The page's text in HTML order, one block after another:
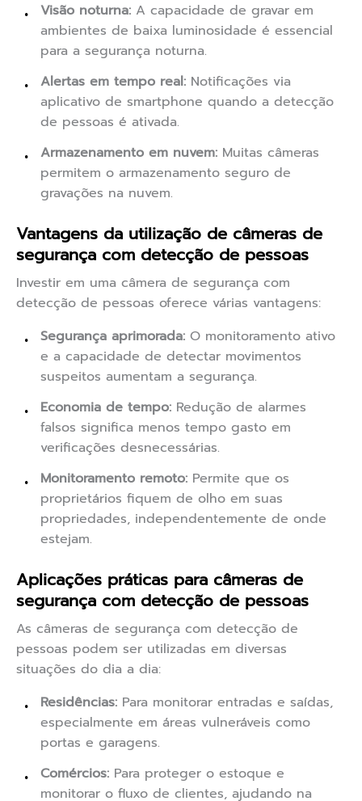
Visão noturna: A capacidade de gravar em
ambientes de baixa luminosidade é essencial
para a segurança noturna.
Alertas em tempo real: Notificações via
aplicativo de smartphone quando a detecção
de pessoas é ativada.
Armazenamento em nuvem: Muitas câmeras
permitem o armazenamento seguro de
gravações na nuvem.
Vantagens da utilização de câmeras de
segurança com detecção de pessoas
Investir em uma câmera de segurança com
detecção de pessoas oferece várias vantagens:
Segurança aprimorada: O monitoramento ativo
e a capacidade de detectar movimentos
suspeitos aumentam a segurança.
Economia de tempo: Redução de alarmes
falsos significa menos tempo gasto em
verificações desnecessárias.
Monitoramento remoto: Permite que os
proprietários fiquem de olho em suas
propriedades, independentemente de onde
estejam.
Aplicações práticas para câmeras de
segurança com detecção de pessoas
As câmeras de segurança com detecção de
pessoas podem ser utilizadas em diversas
situações do dia a dia:
Residências: Para monitorar entradas e saídas,
especialmente em áreas vulneráveis como
portas e garagens.
Comércios: Para proteger o estoque e
monitorar o fluxo de clientes, ajudando na